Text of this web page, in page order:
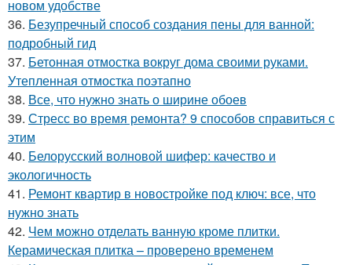
новом удобстве
36. Безупречный способ создания пены для ванной:
подробный гид
37. Бетонная отмостка вокруг дома своими руками.
Утепленная отмостка поэтапно
38. Все, что нужно знать о ширине обоев
39. Стресс во время ремонта? 9 способов справиться с
этим
40. Белорусский волновой шифер: качество и
экологичность
41. Ремонт квартир в новостройке под ключ: все, что
нужно знать
42. Чем можно отделать ванную кроме плитки.
Керамическая плитка – проверено временем